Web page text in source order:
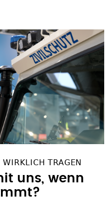
TRAGEN
uns, wenn